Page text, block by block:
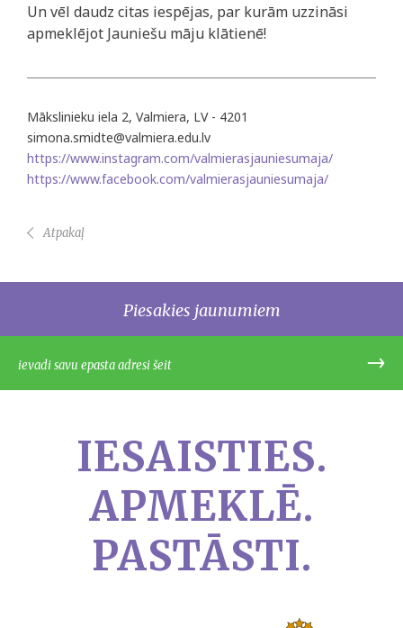
Un vēl daudz citas iespējas, par kurām uzzināsi
apmeklējot Jauniešu māju klātienē!
Mākslinieku iela 2, Valmiera, LV - 4201
simona.smidte@valmiera.edu.lv
https://www.instagram.com/valmierasjauniesumaja/
https://www.facebook.com/valmierasjauniesumaja/
Atpakaļ
Piesakies jaunumiem
IESAISTIES.
APMEKLĒ.
PASTĀSTI.